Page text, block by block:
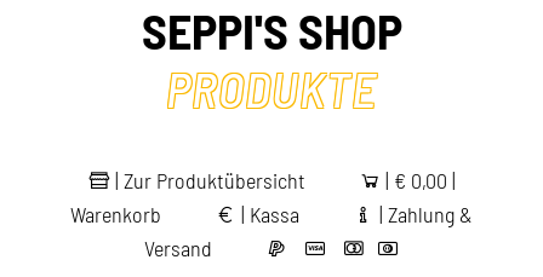
SEPPI'S SHOP
PRODUKTE
| Zur Produktübersicht | € 0,00 |
Warenkorb
| Kassa | Zahlung &
Versand